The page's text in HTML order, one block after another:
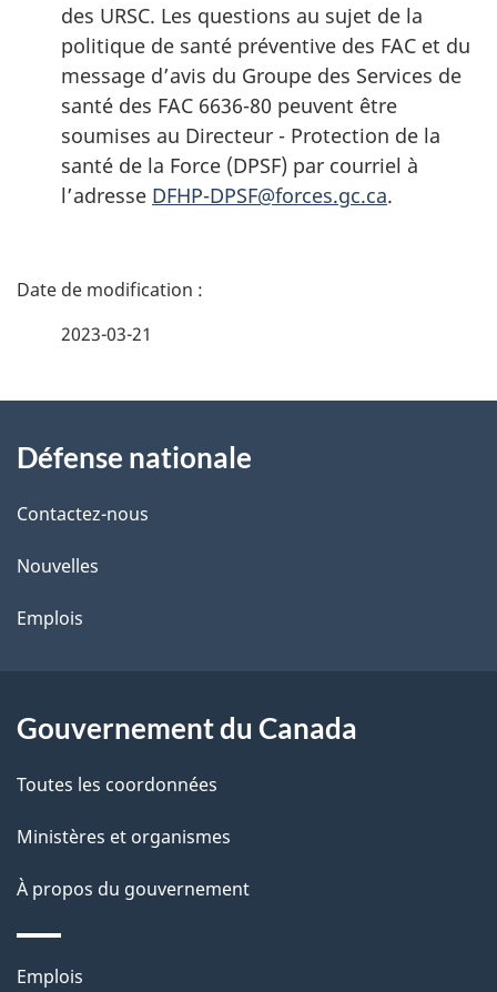
des URSC. Les questions au sujet de la
politique de santé préventive des FAC et du
message d’avis du Groupe des Services de
santé des FAC 6636-80 peuvent être
soumises au Directeur - Protection de la
santé de la Force (DPSF) par courriel à
l’adresse DFHP-DPSF@forces.gc.ca.
D
i
l
s
d
l
p
a
g
e
2023-03-21
propos
de
ce
site
Défense nationale
Contactez-nous
Nouvelles
Emplois
Gouvernement du Canada
Toutes les coordonnées
Ministères et organismes
À propos du gouvernement
Thèmes
Emplois